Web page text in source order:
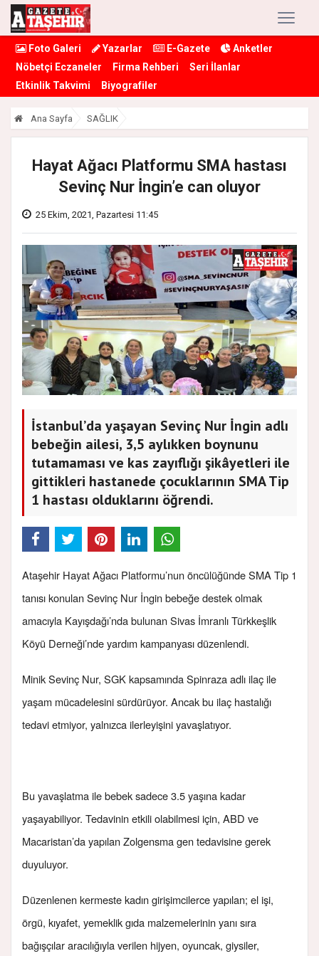
Foto Galeri Yazarlar E-Gazete
Anketler
Nöbetçi Eczaneler
Firma Rehberi
Seri İlanlar
Etkinlik Takvimi
Biyografiler
Ana Sayfa SAĞLIK
Hayat Ağacı Platformu SMA hastası
Sevinç Nur İngin’e can oluyor
25 Ekim, 2021, Pazartesi 11:45
İstanbul’da yaşayan Sevinç Nur İngin adlı
bebeğin ailesi, 3,5 aylıkken boynunu
tutamaması ve kas zayıflığı şikâyetleri ile
gittikleri hastanede çocuklarının SMA Tip
1 hastası olduklarını öğrendi.
Ataşehir Hayat Ağacı Platformu’nun öncülüğünde SMA Tip 1
tanısı konulan Sevinç Nur İngin bebeğe destek olmak
amacıyla Kayışdağı’nda bulunan Sivas İmranlı Türkkeşlik
Köyü Derneği’nde yardım kampanyası düzenlendi.
Minik Sevinç Nur, SGK kapsamında Spinraza adlı ilaç ile
yaşam mücadelesini sürdürüyor. Ancak bu ilaç hastalığı
tedavi etmiyor, yalnızca ilerleyişini yavaşlatıyor.
Bu yavaşlatma ile bebek sadece 3.5 yaşına kadar
yaşayabiliyor. Tedavinin etkili olabilmesi için, ABD ve
Macaristan’da yapılan Zolgensma gen tedavisine gerek
duyuluyor.
Düzenlenen kermeste kadın girişimcilerce yapılan; el işi,
örgü, kıyafet, yemeklik gıda malzemelerinin yanı sıra
bağışçılar aracılığıyla verilen hijyen, oyuncak, giysiler,